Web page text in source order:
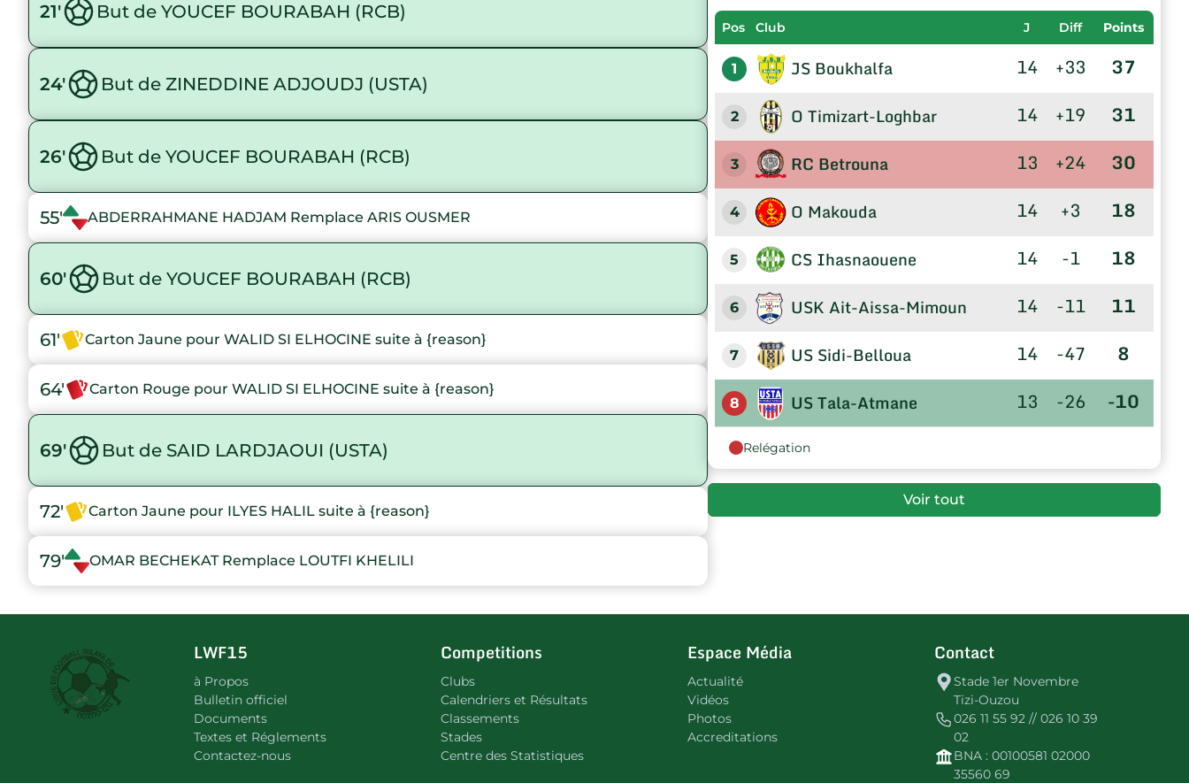
21' But de YOUCEF BOURABAH (RCB)
24' But de ZINEDDINE ADJOUDJ (USTA)
26' But de YOUCEF BOURABAH (RCB)
55' ABDERRAHMANE HADJAM Remplace ARIS OUSMER
60' But de YOUCEF BOURABAH (RCB)
61' Carton Jaune pour WALID SI ELHOCINE suite à {reason}
64' Carton Rouge pour WALID SI ELHOCINE suite à {reason}
69' But de SAID LARDJAOUI (USTA)
72' Carton Jaune pour ILYES HALIL suite à {reason}
79' OMAR BECHEKAT Remplace LOUTFI KHELILI
Pos Club J Diff Points
1 JS Boukhalfa 14 +33 37
2 O Timizart-Loghbar 14 +19 31
3 RC Betrouna 13 +24 30
4 O Makouda 14 +3 18
5 CS Ihasnaouene 14 -1 18
6 USK Ait-Aissa-Mimoun 14 -11 11
7 US Sidi-Belloua 14 -47 8
8 US Tala-Atmane 13 -26 -10
Relégation
Voir tout
LWF15
à Propos
Bulletin officiel
Documents
Textes et Réglements
Contactez-nous
Competitions
Clubs
Calendriers et Résultats
Classements
Stades
Centre des Statistiques
Espace Média
Actualité
Vidéos
Photos
Accreditations
Contact
Stade 1er Novembre
Tizi-Ouzou
026 11 55 92 // 026 10 39
02
BNA : 00100581 02000
35560 69